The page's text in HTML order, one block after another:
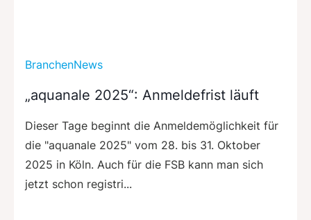
BranchenNews
„aquanale 2025“: Anmeldefrist läuft
Dieser Tage beginnt die Anmeldemöglichkeit für
die "aquanale 2025" vom 28. bis 31. Oktober
2025 in Köln. Auch für die FSB kann man sich
jetzt schon registri...